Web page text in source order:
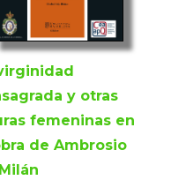
y otras
femeninas en
de Ambrosio